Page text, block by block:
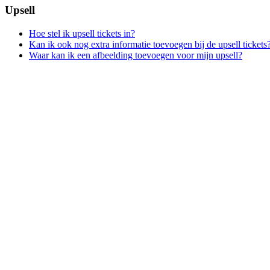
Upsell
Hoe stel ik upsell tickets in?
Kan ik ook nog extra informatie toevoegen bij de upsell
Waar kan ik een afbeelding toevoegen voor mijn upsell?